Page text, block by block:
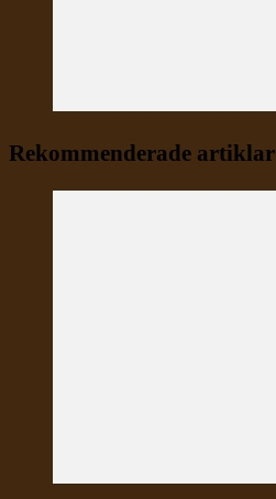
Rekommenderade artiklar